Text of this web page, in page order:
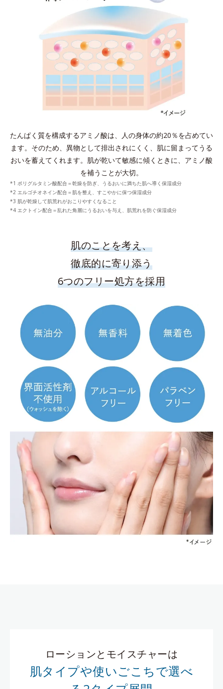
たんぱく質を構成するアミノ酸は、人の身体の約20％を占めてい
ます。 そのため、異物として排出されにくく、肌に留まってうる
おいを蓄えてくれます。 肌が乾いて敏感に傾くときに、アミノ酸
を補うことが大切。
*1 ポリグルタミン酸配合＝乾燥を防ぎ、うるおいに満ちた肌へ導く保湿成分
*2 エルゴチオネイン配合＝肌を整え、すこやかに保つ保湿成分
*3 肌が乾燥して肌荒れがおこりやすくなること
*4 エクトイン配合＝乱れた角層にうるおいを与え、肌荒れを防ぐ保湿成分
肌のことを考え、
徹底的に寄り添う
6つのフリー処方を採用
ローションとモイスチャーは
肌タイプや使いごこちで選べ